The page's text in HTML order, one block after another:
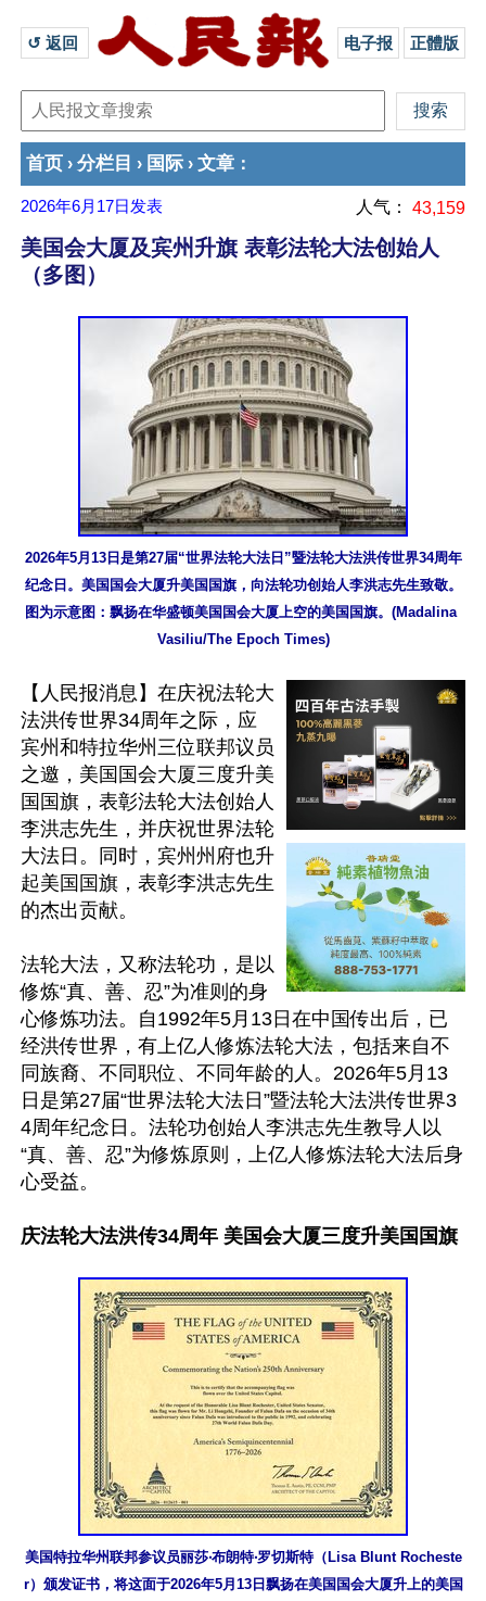
↺ 返回 电子报 正體版
首页 › 分栏目 › 国际 › 文章 ：
2026年6月17日 发表 人气： 43,159
美国会大厦及宾州升旗 表彰法轮大法创始人
（多图）
2026年5月13日是第27届“世界法轮大法日”暨法轮大法洪传世界34周年
纪念日。美国国会大厦升美国国旗，向法轮功创始人李洪志先生致敬。
图为示意图：飘扬在华盛顿美国国会大厦上空的美国国旗。(Madalina
Vasiliu/The Epoch Times)
【人民报消息】在庆祝法轮大
法洪传世界34周年之际，应
宾州和特拉华州三位联邦议员
之邀，美国国会大厦三度升美
国国旗，表彰法轮大法创始人
李洪志先生，并庆祝世界法轮
大法日。同时，宾州州府也升
起美国国旗，表彰李洪志先生
的杰出贡献。
法轮大法，又称法轮功，是以
修炼“真、善、忍”为准则的身
心修炼功法。自1992年5月13日在中国传出后，已
经洪传世界，有上亿人修炼法轮大法，包括来自不
同族裔、不同职位、不同年龄的人。2026年5月13
日是第27届“世界法轮大法日”暨法轮大法洪传世界3
4周年纪念日。法轮功创始人李洪志先生教导人以
“真、善、忍”为修炼原则，上亿人修炼法轮大法后身
心受益。
庆法轮大法洪传34周年 美国会大厦三度升美国国旗
美国特拉华州联邦参议员丽莎‧布朗特‧罗切斯特（Lisa Blunt Rocheste
r）颁发证书，将这面于2026年5月13日飘扬在美国国会大厦升上的美国